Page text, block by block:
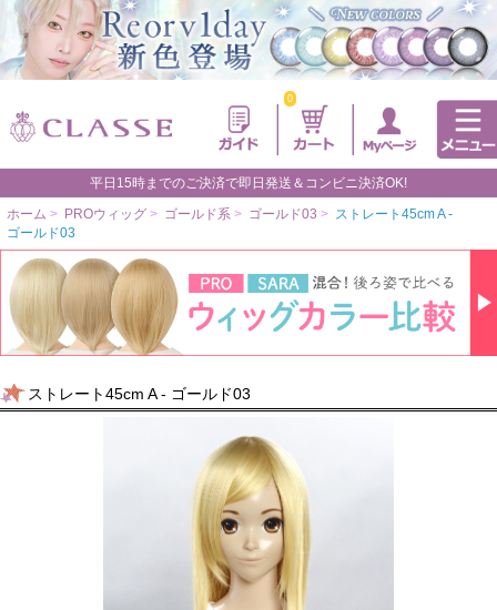
0
平日15時までのご決済で即日発送＆コンビニ決済OK!
ホーム > PROウィッグ > ゴールド系 > ゴールド03 > ストレート45cm A -
ゴールド03
ストレート45cm A - ゴールド03